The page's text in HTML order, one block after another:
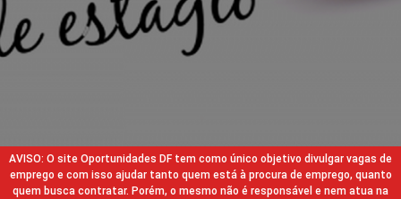
AVISO: O site Oportunidades DF tem como único objetivo divulgar vagas de
emprego e com isso ajudar tanto quem está à procura de emprego, quanto
quem busca contratar. Porém, o mesmo não é responsável e nem atua na